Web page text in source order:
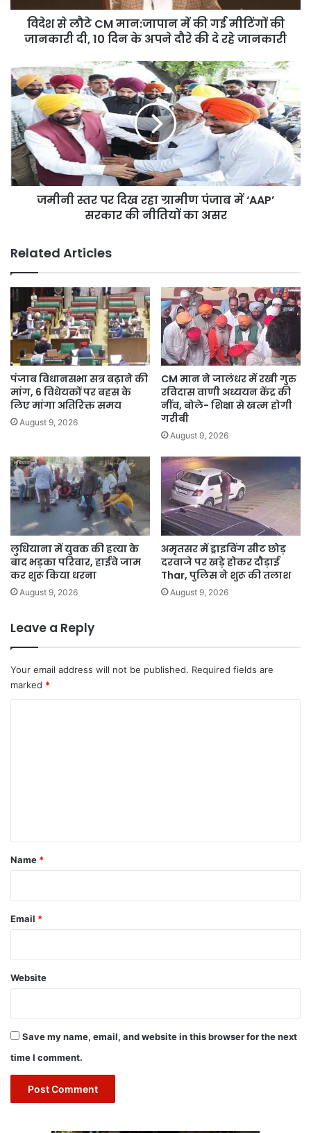
मीटिंगों
जानकारी
10
दिन
के
अपने
दौरे
की
दे
रहे
जानकारी
विदेश से लौटे CM मान:जापान में की गई मीटिंगों की
जानकारी दी, 10 दिन के अपने दौरे की दे रहे जानकारी
जमीनी
स्तर
पर
दिख
रहा
ग्रामीण
पंजाब
‘AAP’
असर
जमीनी स्तर पर दिख रहा ग्रामीण पंजाब में ‘AAP’
सरकार की नीतियों का असर
Related Articles
पंजाब विधानसभा सत्र बढ़ाने की
मांग, 6 विधेयकों पर बहस के
लिए मांगा अतिरिक्त समय
August 9, 2026
CM मान ने जालंधर में रखी गुरु
रविदास वाणी अध्ययन केंद्र की
नींव, बोले- शिक्षा से खत्म होगी
गरीबी
August 9, 2026
लुधियाना में युवक की हत्या के
बाद भड़का परिवार, हाईवे जाम
कर शुरू किया धरना
August 9, 2026
अमृतसर में ड्राइविंग सीट छोड़
दरवाजे पर खड़े होकर दौड़ाई
Thar, पुलिस ने शुरू की तलाश
August 9, 2026
Leave a Reply
Your email address will not be published. Required fields are
marked *
*
Name *
Email *
Website
Save my name, email, and website in this browser for the next
time I comment.